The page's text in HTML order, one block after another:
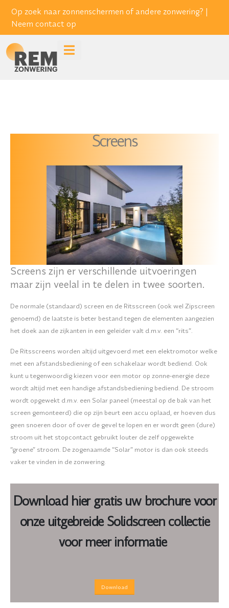
Op zoek naar zonnenschermen of andere zonwering? |
Neem contact op
Screens
Screens zijn er verschillende uitvoeringen
maar zijn veelal in te delen in twee soorten.
De normale (standaard) screen en de Ritsscreen (ook wel Zipscreen
genoemd) de laatste is beter bestand tegen de elementen aangezien
het doek aan de zijkanten in een geleider valt d.m.v. een “rits”.
De Ritsscreens worden altijd uitgevoerd met een elektromotor welke
met een afstandsbediening of een schakelaar wordt bediend. Ook
kunt u tegenwoordig kiezen voor een motor op zonne-energie deze
wordt altijd met een handige afstandsbediening bediend. De stroom
wordt opgewekt d.m.v. een Solar paneel (meestal op de bak van het
screen gemonteerd) die op zijn beurt een accu oplaad, er hoeven dus
geen snoeren door of over de gevel te lopen en er wordt geen (dure)
stroom uit het stopcontact gebruikt louter de zelf opgewekte
“groene” stroom. De zogenaamde “Solar” motor is dan ook steeds
vaker te vinden in de zonwering.
Download hier gratis uw brochure voor
onze uitgebreide Solidscreen collectie
voor meer informatie
Download